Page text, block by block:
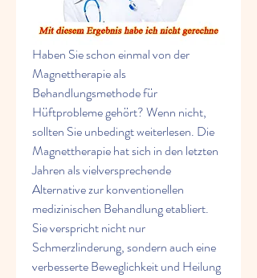
Haben Sie schon einmal von der
Magnettherapie als
Behandlungsmethode für
Hüftprobleme gehört? Wenn nicht,
sollten Sie unbedingt weiterlesen. Die
Magnettherapie hat sich in den letzten
Jahren als vielversprechende
Alternative zur konventionellen
medizinischen Behandlung etabliert.
Sie verspricht nicht nur
Schmerzlinderung, sondern auch eine
verbesserte Beweglichkeit und Heilung